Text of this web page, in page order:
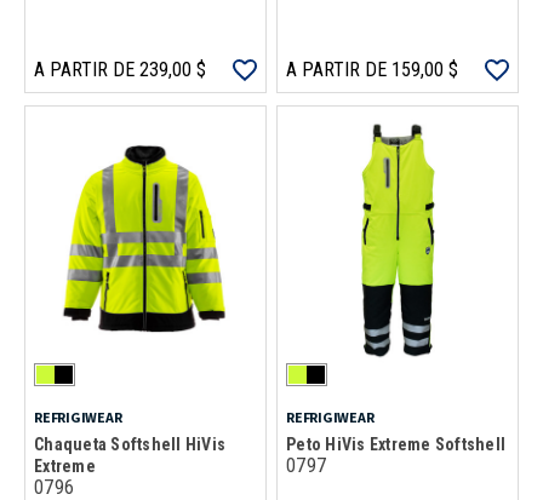
A PARTIR DE 239,00 $ A PARTIR DE 159,00 $
REFRIGIWEAR
Chaqueta Softshell HiVis
Extreme
0796
REFRIGIWEAR
Peto HiVis Extreme Softshell
0797